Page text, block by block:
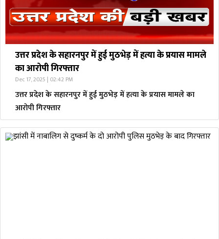
उत्तर प्रदेश के सहारनपुर में हुई मुठभेड़ में हत्या के प्रयास मामले
का आरोपी गिरफ्तार
Dec 17, 2025 | 02:42 PM
उत्तर प्रदेश के सहारनपुर में हुई मुठभेड़ में हत्या के प्रयास मामले का
आरोपी गिरफ्तार